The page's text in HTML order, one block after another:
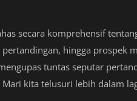
secara komprehensif
hingga prospek
tuntas seputar
Mari kita telusuri lebih dalam